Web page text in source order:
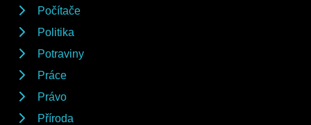
Počítače
Politika
Potraviny
Práce
Právo
Příroda